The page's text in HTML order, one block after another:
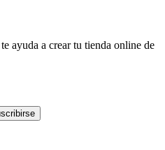
ayuda a crear tu tienda online de